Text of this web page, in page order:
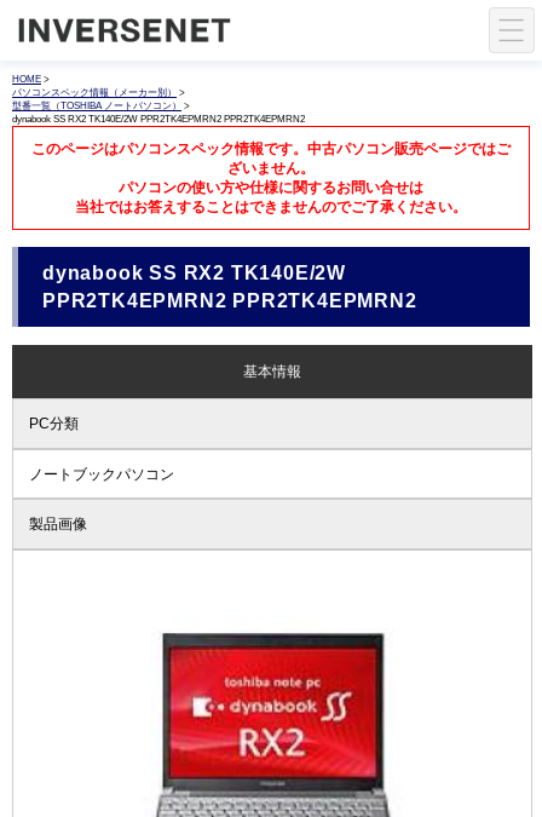
HOME >
パソコンスペック情報（メーカー別）
>
型番一覧（TOSHIBA ノートパソコン）
>
dynabook SS RX2 TK140E/2W PPR2TK4EPMRN2 PPR2TK4EPMRN2
このページはパソコンスペック情報です。中古パソコン販売ページではご
ざいません。
パソコンの使い方や仕様に関するお問い合せは
当社ではお答えすることはできませんのでご了承ください。
dynabook SS RX2 TK140E/2W
PPR2TK4EPMRN2 PPR2TK4EPMRN2
基本情報
PC分類
ノートブックパソコン
製品画像